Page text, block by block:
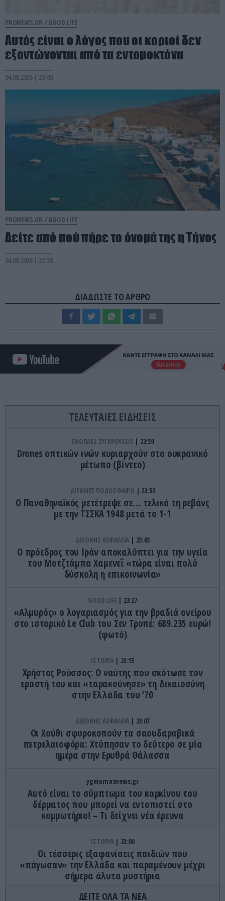
PRONEWS.GR / GOOD LIFE
Αυτός είναι ο λόγος που οι κοριοί δεν
εξοντώνονται από τα εντομοκτόνα
04.08.2026 | 23:00
PRONEWS.GR / GOOD LIFE
Δείτε από πού πήρε το όνομά της η Τήνος
04.08.2026 | 22:30
ΔΙΑΔΩΣΤΕ ΤΟ ΑΡΘΡΟ
ΤΕΛΕΥΤΑΙΕΣ ΕΙΔΗΣΕΙΣ
ΕΝΟΠΛΕΣ ΣΥΓΚΡΟΥΣΕΙΣ 23:59
Drones οπτικών ινών κυριαρχούν στο ουκρανικό
μέτωπο (βίντεο)
ΔΙΕΘΝΕΣ ΠΟΔΟΣΦΑΙΡΟ 23:53
Ο Παναθηναϊκός μετέτρεψε σε… τελικό τη ρεβάνς
με την ΤΣΣΚΑ 1948 μετά το 1-1
ΔΙΕΘΝΗΣ ΑΣΦΑΛΕΙΑ 23:43
Ο πρόεδρος του Ιράν αποκαλύπτει για την υγεία
του Μοτζτάμπα Χαμενεΐ «τώρα είναι πολύ
δύσκολη η επικοινωνία»
GOOD LIFE 23:27
«Αλμυρός» ο λογαριασμός για την βραδιά ονείρου
στο ιστορικό Le Club του Σεν Τροπέ: 689.235 ευρώ!
(φωτό)
ΙΣΤΟΡΙΑ 23:15
Χρήστος Ρούσσος: Ο ναύτης που σκότωσε τον
εραστή του και «ταρακούνησε» τη Δικαιοσύνη
στην Ελλάδα του ’70
ΔΙΕΘΝΗΣ ΑΣΦΑΛΕΙΑ 23:07
Οι Χούθι σφυροκοπούν τα σαουδαραβικά
πετρελαιοφόρα: Χτύπησαν το δεύτερο σε μία
ημέρα στην Ερυθρά Θάλασσα
ygeiamasnews.gr
Αυτό είναι το σύμπτωμα του καρκίνου του
δέρματος που μπορεί να εντοπιστεί στο
κομμωτήριο! – Τι δείχνει νέα έρευνα
ΙΣΤΟΡΙΑ 23:00
Οι τέσσερις εξαφανίσεις παιδιών που
«πάγωσαν» την Ελλάδα και παραμένουν μέχρι
σήμερα άλυτα μυστήρια
ΔΕΙΤΕ ΟΛΑ ΤΑ ΝΕΑ